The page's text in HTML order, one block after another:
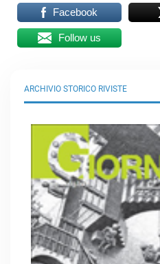
Facebook
Follow us
ARCHIVIO STORICO RIVISTE